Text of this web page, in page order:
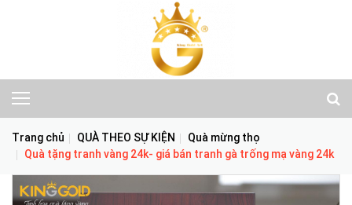
Trang chủ QUÀ THEO SỰ KIỆN
Quà mừng thọ
Quà tặng tranh vàng 24k- giá bán tranh gà trống mạ vàng 24k